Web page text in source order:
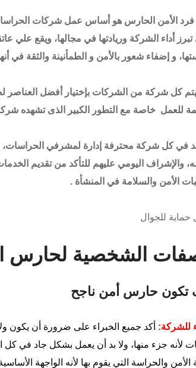
فرد الأمن الحارس هو أساس عمل شركات الحراسات،
تبرز أداء الشركة وريادتها في مجالها، ويقع علي
و إضفاء شعور بالأمن و الطمأنينة والثقة في
كل شركة من الشركات بإختيار أفضل العناصر
للعمل خاصة مع التطور الكبير الذى تشهده
في كل شركة محترفة إدارة لمشرفي الحراسات،
والإشراف اليومي عليهم للتأكد من تقديم
الأمن والسلامة في المنشأة .
حماية للجوال
الشخصية لحارس
تكون حارس أمن ناجح
للشركة: أكد جميع الخبراء على ضرورة أن يكون
لأنه جزء منها، ولا بد أن يعمل بشكل جاد في
الأمن والحراسة التي يقوم بها لأنه الواجهة